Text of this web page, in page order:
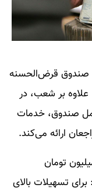
اشاره به فعالیت 34 شعبه صندوق قرض‌الحسنه
کرد: علاوه بر شعب، در
صندوق، خدمات
ارائه می‌کند.
اینکه تسهیلات صندوق تا 10 میلیون تومان
تسهیلات بالای